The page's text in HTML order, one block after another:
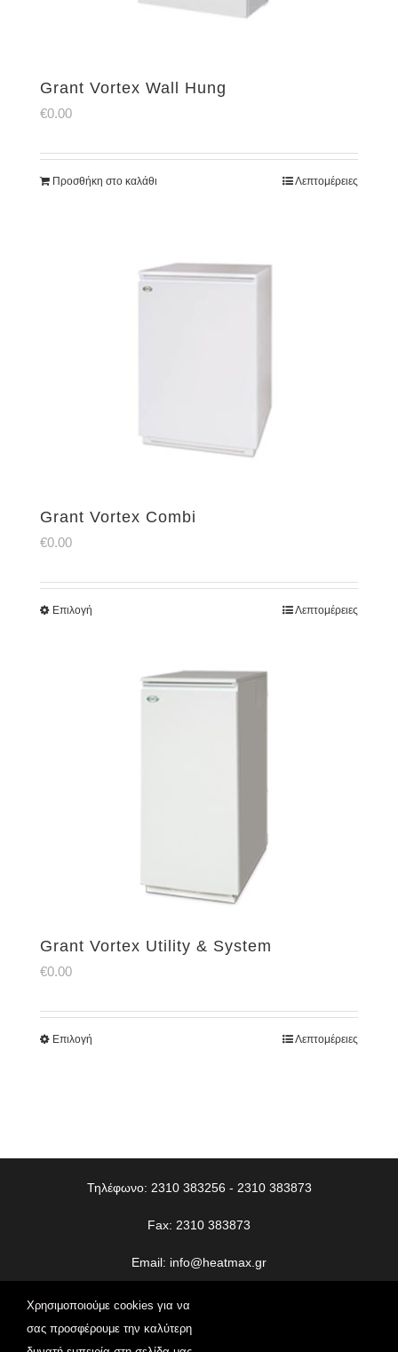
Grant Vortex Wall Hung
€0.00
Προσθήκη στο καλάθι Λεπτομέρειες
Grant Vortex Combi
€0.00
Επιλογή Λεπτομέρειες
Grant Vortex Utility & System
€0.00
Επιλογή Λεπτομέρειες
Τηλέφωνο: 2310 383256 - 2310 383873
Fax: 2310 383873
Email: info@heatmax.gr
© Copyright
2026 | Heatmax | All Rights Reserved | Web
DesignVdesigns.gr
Χρησιμοποιούμε cookies για να
σας προσφέρουμε την καλύτερη